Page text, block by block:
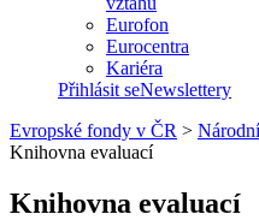
Eurofon
Eurocentra
Kariéra
Přihlásit seNewslettery
Evropské fondy v ČR >
Knihovna evaluací
Knihovna evaluací